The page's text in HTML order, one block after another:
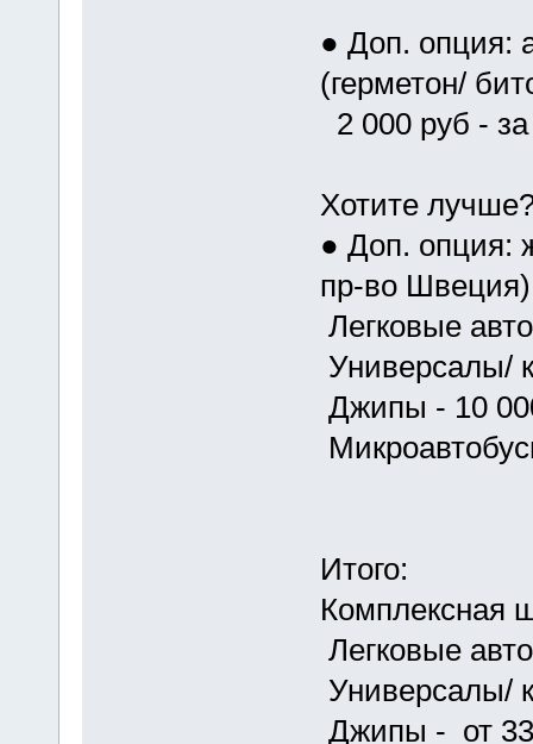
● Доп. опция:
(герметон/
2 000 руб -
Хотите
● Доп. опция:
пр-во Швеция)
Легковые
Универсалы/
Джипы - 10
Итого:
Комплексная
Легковые
Универсалы/
Джипы - от